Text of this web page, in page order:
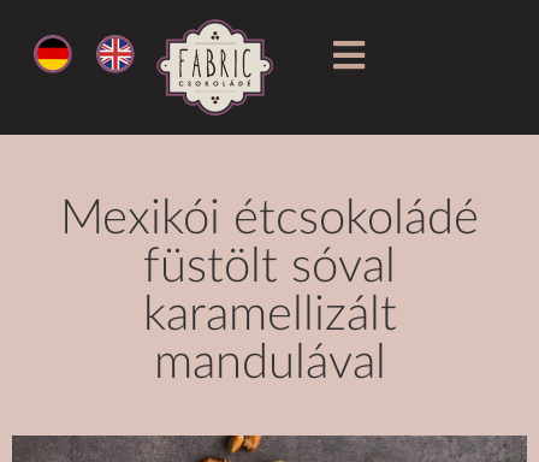
Mexikói étcsokoládé
füstölt sóval
karamellizált
mandulával